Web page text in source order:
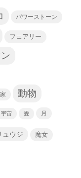
パワーストーン
フェアリー
動物
宇宙 愛 月
ュウジ 魔女